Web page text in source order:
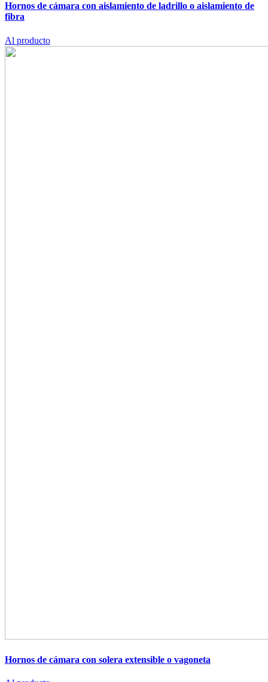
Hornos de cámara con aislamiento de ladrillo o aislamiento de
fibra
Al producto
Hornos de cámara con solera extensible o vagoneta